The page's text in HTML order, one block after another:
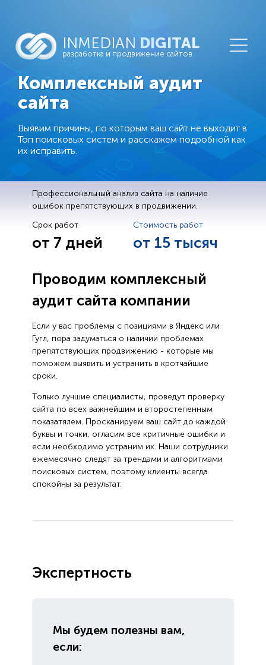
INMEDIAN DIGITAL
разработка и продвижение сайтов
Комплексный аудит
сайта
Выявим причины, по которым ваш сайт не выходит в
Топ поисковых систем и расскажем подробной как
их исправить.
Профессиональный анализ сайта на наличие
ошибок препятствующих в продвижении.
Срок работ
от 7 дней
Стоимость работ
от 15 тысяч
Проводим комплексный
аудит сайта компании
Если у вас проблемы с позициями в Яндекс или
Гугл, пора задуматься о наличии проблемах
препятствующих продвижению - которые мы
поможем выявить и устранить в кротчайшие
сроки.
Только лучшие специалисты, проведут проверку
сайта по всех важнейшим и второстепенным
показатялем. Просканируем ваш сайт до каждой
буквы и точки, огласим все критичные ошибки и
если необходимо устраним их. Наши сотрудники
ежемесячно следят за трендами и алгоритмами
поисковых систем, поэтому клиенты всегда
спокойны за результат.
Экспертность
Мы будем полезны вам,
если: